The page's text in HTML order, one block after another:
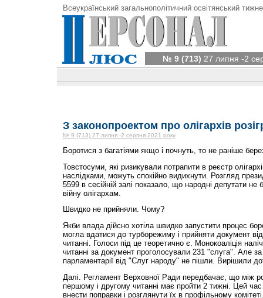
Всеукраїнський загальнополітичний освітянський
№ 9 (713) 27 липня -2
З законопроектом про олігархів
№ 9 (713) 27 липня -2 серпня 2021 року
Боротися з багатіями якщо і почнуть, то не раніше
Товстосуми, які ризикували потрапити в реєстр
наслідками, можуть спокійно видихнути. Розгляд
5599 в сесійній залі показало, що народні депутати не
війну олігархам.
Швидко не прийняли. Чому?
Якби влада дійсно хотіла швидко запустити процес
могла вдатися до турборежиму і прийняти документ
читанні. Голоси під це теоретично є. Монокоаліція
читанні за документ проголосували 231 "слуга". Але
парламентарії від "Слуг народу" не пішли. Вирішили
Далі. Регламент Верховної Ради передбачає, що між
першому і другому читанні має пройти 2 тижні. Цей
внести поправки і розглянути їх в профільному